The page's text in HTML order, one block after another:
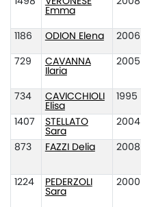
Emma
1186 ODION Elena 2006
729
CAVANNA
Ilaria
2005
734
CAVICCHIOLI
Elisa
1995
1407
STELLATO
Sara
2004
873 FAZZI Delia 2008
1224
PEDERZOLI
Sara
2000